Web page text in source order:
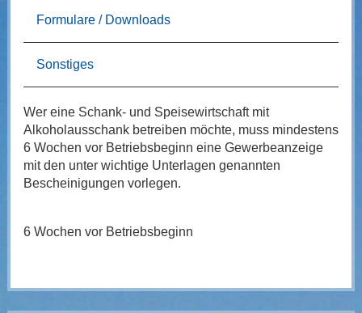
Formulare / Downloads
Sonstiges
Wer eine Schank- und Speisewirtschaft mit
Alkoholausschank betreiben möchte, muss mindestens
6 Wochen vor Betriebsbeginn eine Gewerbeanzeige
mit den unter wichtige Unterlagen genannten
Bescheinigungen vorlegen.
6 Wochen vor Betriebsbeginn